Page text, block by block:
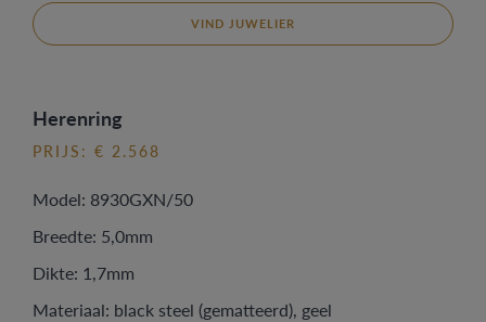
VIND JUWELIER
Herenring
PRIJS: € 2.568
Model: 8930GXN/50
Breedte: 5,0mm
Dikte: 1,7mm
Materiaal: black steel (gematteerd), geel